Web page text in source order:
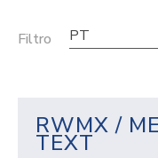
Filtro PT
RWMX /
TEXT